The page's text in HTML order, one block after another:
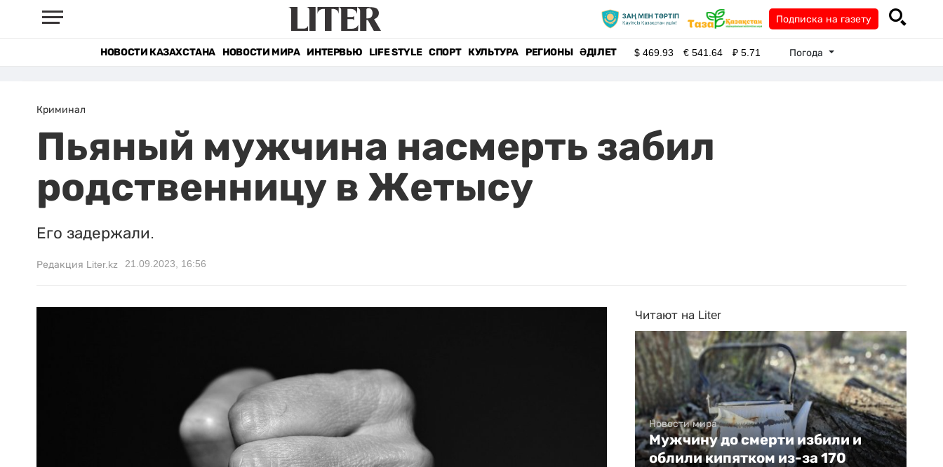
Подписка на газету
НОВОСТИ КАЗАХСТАНА НОВОСТИ МИРА ИНТЕРВЬЮ LIFE STYLE СПОРТ КУЛЬТУРА РЕГИОНЫ ӘДІЛЕТ $469.93 €541.64 ₽5.71 Погода
Криминал
Пьяный мужчина насмерть забил
родственницу в Жетысу
Его задержали.
Редакция Liter.kz 21.09.2023, 16:56
Читают на Liter
Новости мира
Мужчину до смерти избили и
облили кипятком из-за 170